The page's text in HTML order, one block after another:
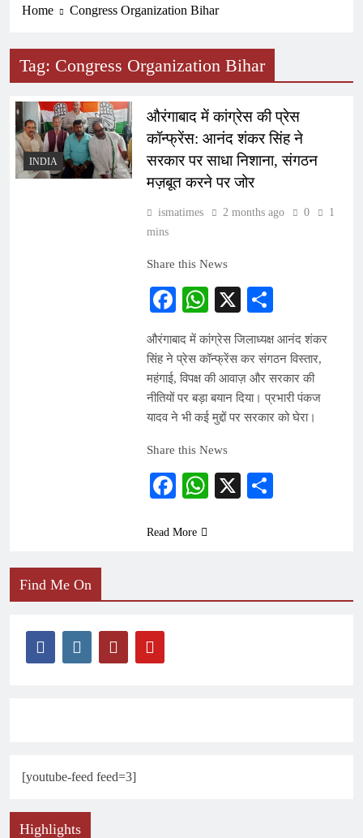
Home Congress Organization Bihar
Tag: Congress Organization Bihar
INDIA
औरंगाबाद में कांग्रेस की प्रेस
कॉन्फ्रेंस: आनंद शंकर सिंह ने
सरकार पर साधा निशाना, संगठन
मज़बूत करने पर जोर
ismatimes 2 months ago 0
1
mins
Share this News
Facebook
WhatsApp
X
औरंगाबाद में कांग्रेस जिलाध्यक्ष आनंद शंकर
सिंह ने प्रेस कॉन्फ्रेंस कर संगठन विस्तार,
महंगाई, विपक्ष की आवाज़ और सरकार की
नीतियों पर बड़ा बयान दिया। प्रभारी पंकज
यादव ने भी कई मुद्दों पर सरकार को घेरा।
Share this News
Facebook
WhatsApp
X
Read More
Find Me On
[youtube-feed feed=3]
Highlights